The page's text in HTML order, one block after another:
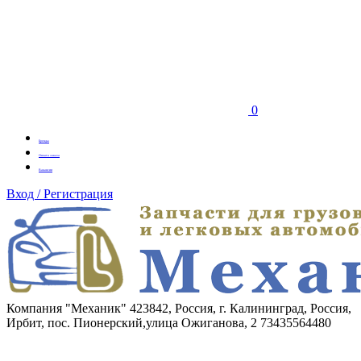
0
Бренды
Оплата заказа
Вакансии
Вход / Регистрация
Компания "Механик" 423842, Россия, г. Калининград, Россия,
Ирбит, пос. Пионерский,улица Ожиганова, 2 73435564480